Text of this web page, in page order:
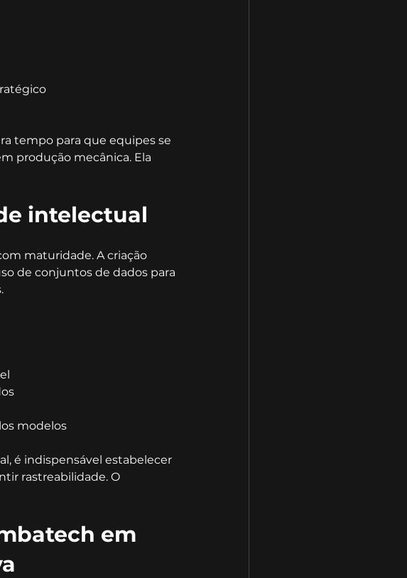
tempo para que equipes se
produção mecânica. Ela
intelectual
maturidade. A criação
de conjuntos de dados para
modelos
é indispensável estabelecer
rastreabilidade. O
em